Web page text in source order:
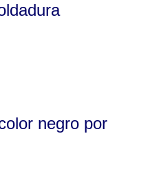
negro por